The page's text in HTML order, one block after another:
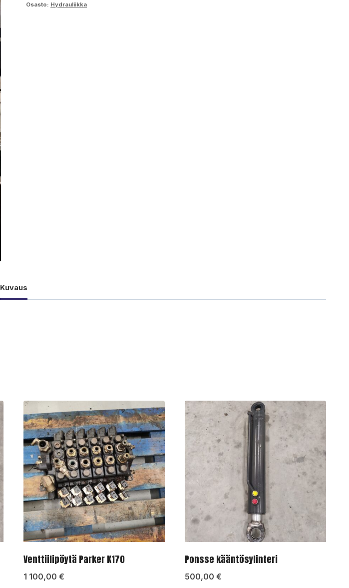
Osasto: Hydrauliikka
Kuvaus
Venttiilipöytä Parker K170
1 100,00 €
Ponsse kääntösylinteri
500,00 €